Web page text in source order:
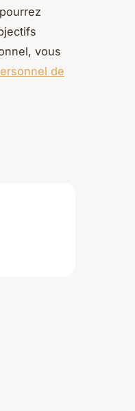
vous
de